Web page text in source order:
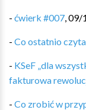
- ćwierk #007,09/
- Co ostatnio
- KSeF „dla
fakturowa
- Co zrobić w